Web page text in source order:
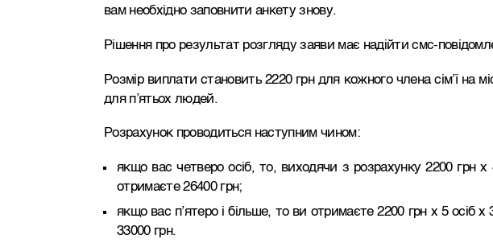
вам необхідно заповнити анкету знову.
Рішення про результат розгляду заяви має надійти смс-
Розмір виплати становить 2220 грн для кожного члена сім’ї на
для п’ятьох людей.
Розрахунок проводиться наступним чином:
якщо вас четверо осіб, то, виходячи з розрахунку 2200 грн х
отримаєте 26400 грн;
якщо вас п’ятеро і більше, то ви отримаєте 2200 грн х 5 осіб х
33000 грн.